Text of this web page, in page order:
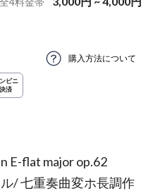
購入方法について
E-flat major op.62
/ 七重奏曲変ホ長調作